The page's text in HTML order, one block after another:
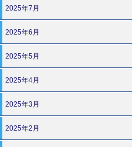
2025年7月
2025年6月
2025年5月
2025年4月
2025年3月
2025年2月